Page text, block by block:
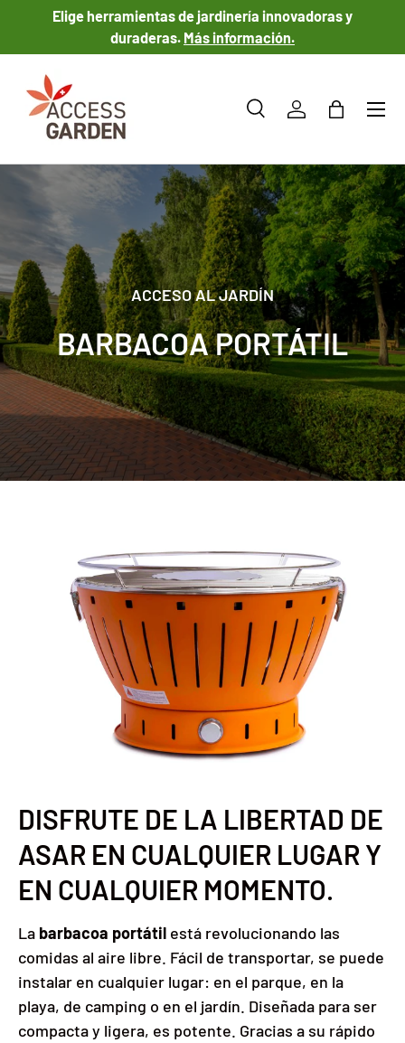
IR AL CONTENIDO
Elige herramientas de jardinería innovadoras y
duraderas. Más información.
Buscar
Tipo de producto
BuscarIniciar sesión
Bolsa
Menú
ACCESO AL JARDÍN
BARBACOA PORTÁTIL
DISFRUTE DE LA LIBERTAD DE
ASAR EN CUALQUIER LUGAR Y
EN CUALQUIER MOMENTO.
La barbacoa portátil está revolucionando las
comidas al aire libre. Fácil de transportar, se puede
instalar en cualquier lugar: en el parque, en la
playa, de camping o en el jardín. Diseñada para ser
compacta y ligera, es potente. Gracias a su rápido